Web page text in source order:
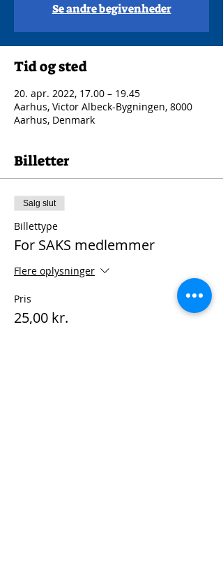
Se andre begivenheder
Tid og sted
20. apr. 2022, 17.00 – 19.45
Aarhus, Victor Albeck-Bygningen, 8000
Aarhus, Denmark
Billetter
Salg slut
Billettype
For SAKS medlemmer
Flere oplysninger
Pris
25,00 kr.